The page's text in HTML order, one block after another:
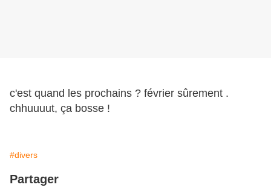
c'est quand les prochains ? février sûrement .
chhuuuut, ça bosse !
#divers
Partager